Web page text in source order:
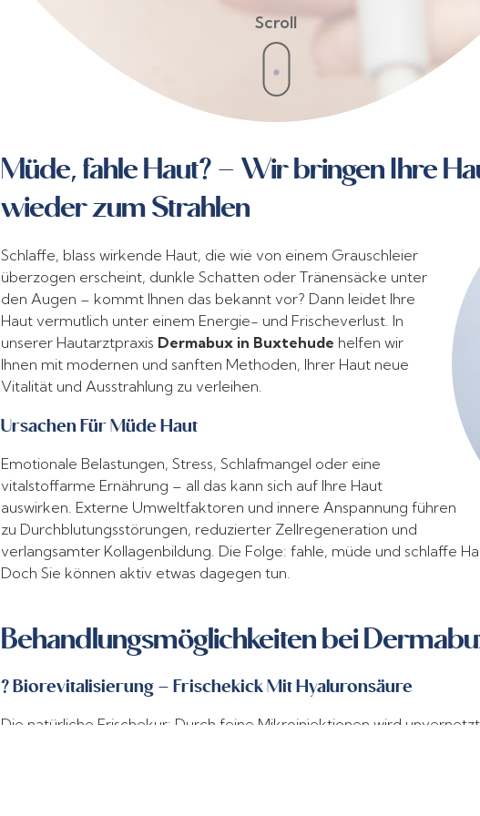
Scroll
Müde, fahle Haut? – Wir bringen Ihre
wieder zum Strahlen
Schlaffe, blass wirkende Haut, die wie von einem Grauschleier
überzogen erscheint, dunkle Schatten oder Tränensäcke unter
den Augen – kommt Ihnen das bekannt vor? Dann leidet Ihre
Haut vermutlich unter einem Energie- und Frischeverlust. In
unserer Hautarztpraxis Dermabux in Buxtehude helfen wir
Ihnen mit modernen und sanften Methoden, Ihrer Haut neue
Vitalität und Ausstrahlung zu verleihen.
Ursachen Für Müde Haut
Emotionale Belastungen, Stress, Schlafmangel oder eine
vitalstoffarme Ernährung – all das kann sich auf Ihre Haut
auswirken. Externe Umweltfaktoren und innere Anspannung führen
zu Durchblutungsstörungen, reduzierter Zellregeneration und
verlangsamter Kollagenbildung. Die Folge: fahle, müde und schlaffe
Doch Sie können aktiv etwas dagegen tun.
Behandlungsmöglichkeiten bei
? Biorevitalisierung – Frischekick Mit Hyaluronsäure
Die natürliche Frischekur: Durch feine Mikroinjektionen wird